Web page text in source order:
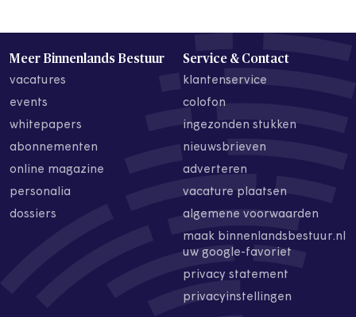
Meer Binnenlands Bestuur
vacatures
events
whitepapers
abonnementen
online magazine
personalia
dossiers
Service & Contact
klantenservice
colofon
ingezonden stukken
nieuwsbrieven
adverteren
vacature plaatsen
algemene voorwaarden
maak binnenlandsbestuur.nl
uw google-favoriet
privacy statement
privacyinstellingen